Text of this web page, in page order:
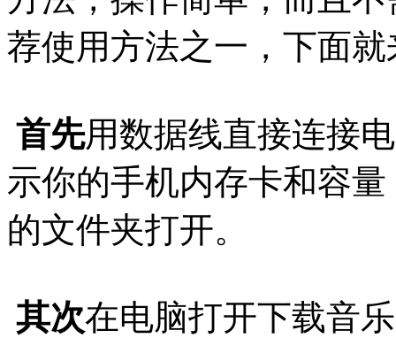
荐使用方法之一，下面
首先用数据线直接连接
示你的手机内存卡和容
的文件夹打开。
其次在电脑打开下载音